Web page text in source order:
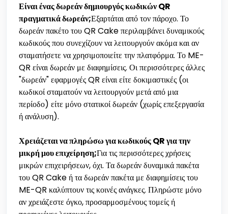
Είναι ένας δωρεάν δημιουργός κωδικών QR
πραγματικά δωρεάν;Εξαρτάται από τον πάροχο. Το
δωρεάν πακέτο του QR Cake περιλαμβάνει δυναμικούς
κωδικούς που συνεχίζουν να λειτουργούν ακόμα και αν
σταματήσετε να χρησιμοποιείτε την πλατφόρμα. Το ME-
QR είναι δωρεάν με διαφημίσεις. Οι περισσότερες άλλες
"δωρεάν" εφαρμογές QR είναι είτε δοκιμαστικές (οι
κωδικοί σταματούν να λειτουργούν μετά από μια
περίοδο) είτε μόνο στατικοί δωρεάν (χωρίς επεξεργασία
ή ανάλυση).
Χρειάζεται να πληρώσω για κωδικούς QR για την
μικρή μου επιχείρηση;Για τις περισσότερες χρήσεις
μικρών επιχειρήσεων, όχι. Τα δωρεάν δυναμικά πακέτα
του QR Cake ή τα δωρεάν πακέτα με διαφημίσεις του
ME-QR καλύπτουν τις κοινές ανάγκες. Πληρώστε μόνο
αν χρειάζεστε όγκο, προσαρμοσμένους τομείς ή